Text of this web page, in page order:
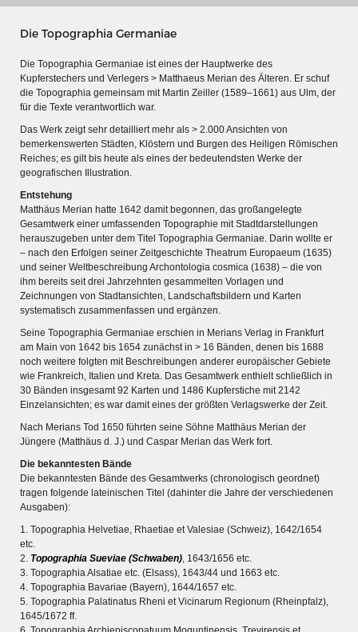
MERIAN'S GERMANY 1642 - 1654
Interaktive Karte
Image gallery
Imprint
Wissenswert
THE RHINE FROM BASEL TO KOBLENZ
Entirely new depiction of the Rhine river 1794
Details of the historical map
Die Topographia Germaniae
Die Topographia Germaniae ist eines der Hauptwerke des
Kupferstechers und Verlegers > Matthaeus Merian des Älteren. Er schuf
die Topographia gemeinsam mit Martin Zeiller (1589–1661) aus Ulm, der
für die Texte verantwortlich war.
Das Werk zeigt sehr detailliert mehr als > 2.000 Ansichten von
bemerkenswerten Städten, Klöstern und Burgen des Heiligen Römischen
Reiches; es gilt bis heute als eines der bedeutendsten Werke der
geografischen Illustration.
Entstehung
Matthäus Merian hatte 1642 damit begonnen, das großangelegte
Gesamtwerk einer umfassenden Topographie mit Stadtdarstellungen
herauszugeben unter dem Titel Topographia Germaniae. Darin wollte er
– nach den Erfolgen seiner Zeitgeschichte Theatrum Europaeum (1635)
und seiner Weltbeschreibung Archontologia cosmica (1638) – die von
ihm bereits seit drei Jahrzehnten gesammelten Vorlagen und
Zeichnungen von Stadtansichten, Landschaftsbildern und Karten
systematisch zusammenfassen und ergänzen.
Seine Topographia Germaniae erschien in Merians Verlag in Frankfurt
am Main von 1642 bis 1654 zunächst in > 16 Bänden, denen bis 1688
noch weitere folgten mit Beschreibungen anderer europäischer Gebiete
wie Frankreich, Italien und Kreta. Das Gesamtwerk enthielt schließlich in
30 Bänden insgesamt 92 Karten und 1486 Kupferstiche mit 2142
Einzelansichten; es war damit eines der größten Verlagswerke der Zeit.
Nach Merians Tod 1650 führten seine Söhne Matthäus Merian der
Jüngere (Matthäus d. J.) und Caspar Merian das Werk fort.
Die bekanntesten Bände
Die bekanntesten Bände des Gesamtwerks (chronologisch geordnet)
tragen folgende lateinischen Titel (dahinter die Jahre der verschiedenen
Ausgaben):
1. Topographia Helvetiae, Rhaetiae et Valesiae (Schweiz), 1642/1654
etc.
2. Topographia Sueviae (Schwaben), 1643/1656 etc.
3. Topographia Alsatiae etc. (Elsass), 1643/44 und 1663 etc.
4. Topographia Bavariae (Bayern), 1644/1657 etc.
5. Topographia Palatinatus Rheni et Vicinarum Regionum (Rheinpfalz),
1645/1672 ff.